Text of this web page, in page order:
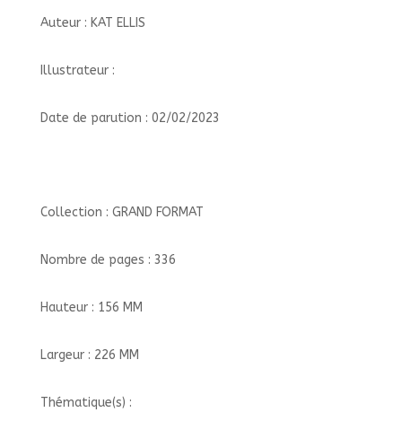
Auteur : KAT ELLIS
Illustrateur :
Date de parution : 02/02/2023
Collection : GRAND FORMAT
Nombre de pages : 336
Hauteur : 156 MM
Largeur : 226 MM
Thématique(s) :